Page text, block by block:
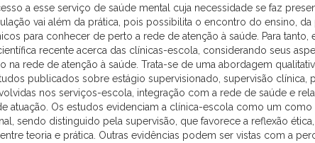
a esse serviço de saúde mental cuja necessidade se faz
vai além da prática, pois possibilita o encontro do ensino,
para conhecer de perto a rede de atenção à saúde. Para tanto,
recente acerca das clínicas-escola, considerando seus
na rede de atenção à saúde. Trata-se de uma abordagem
publicados sobre estágio supervisionado, supervisão clínica,
nos serviços-escola, integração com a rede de saúde e
atuação. Os estudos evidenciam a clínica-escola como um
sendo distinguido pela supervisão, que favorece a reflexão
teoria e prática. Outras evidências podem ser vistas com a